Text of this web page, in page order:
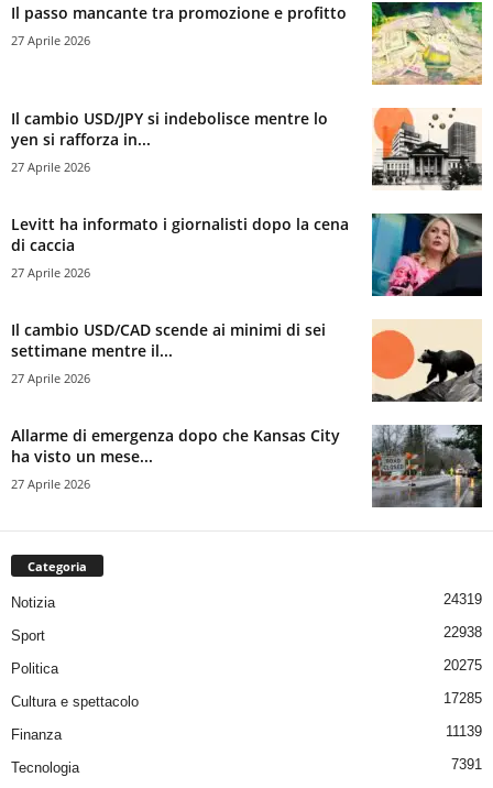
Il passo mancante tra promozione e profitto
27 Aprile 2026
Il cambio USD/JPY si indebolisce mentre lo
yen si rafforza in...
27 Aprile 2026
Levitt ha informato i giornalisti dopo la cena
di caccia
27 Aprile 2026
Il cambio USD/CAD scende ai minimi di sei
settimane mentre il...
27 Aprile 2026
Allarme di emergenza dopo che Kansas City
ha visto un mese...
27 Aprile 2026
Categoria
Notizia 24319
Sport 22938
Politica 20275
Cultura e spettacolo 17285
Finanza 11139
Tecnologia 7391